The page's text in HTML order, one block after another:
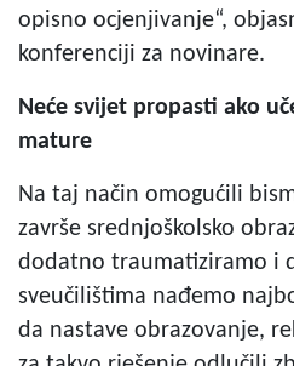
opisno ocjenjivanje“,
konferenciji za novinare.
Neće svijet propasti ako
mature
Na taj način omogućili
završe srednjoškolsko
dodatno traumatiziramo i
sveučilištima nađemo
da nastave obrazovanje,